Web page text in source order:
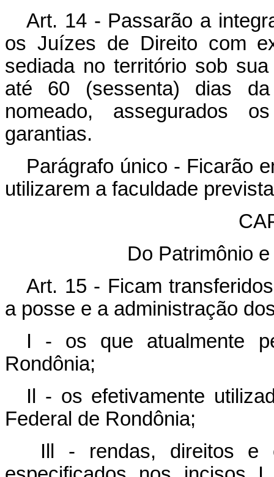
Art. 14 - Passarão a
os Juízes de Direito com
sediada no território sob
até 60 (sessenta) dias
nomeado, assegurados
garantias.
Parágrafo único - Ficarão
utilizarem a faculdade
Do Patrimônio
Art. 15 - Ficam
a posse e a administração
I - os que atualmente
Rondônia;
Il - os efetivamente
Federal de Rondônia;
Ill - rendas, direitos e